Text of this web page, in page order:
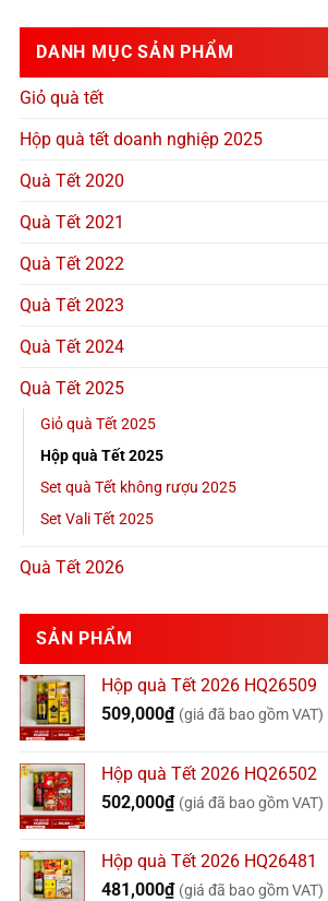
DANH MỤC SẢN PHẨM
Giỏ quà tết
Hộp quà tết doanh nghiệp 2025
Quà Tết 2020
Quà Tết 2021
Quà Tết 2022
Quà Tết 2023
Quà Tết 2024
Quà Tết 2025
Giỏ quà Tết 2025
Hộp quà Tết 2025
Set quà Tết không rượu 2025
Set Vali Tết 2025
Quà Tết 2026
SẢN PHẨM
Hộp quà Tết 2026 HQ26509
509,000₫ (giá đã bao gồm VAT)
Hộp quà Tết 2026 HQ26502
502,000₫ (giá đã bao gồm VAT)
Hộp quà Tết 2026 HQ26481
481,000₫ (giá đã bao gồm VAT)